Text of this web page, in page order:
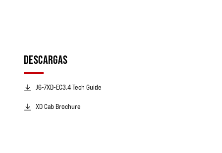
DESCARGAS
J6-7XD-EC3.4 Tech Guide
XD Cab Brochure